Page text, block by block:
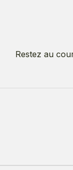
Restez au